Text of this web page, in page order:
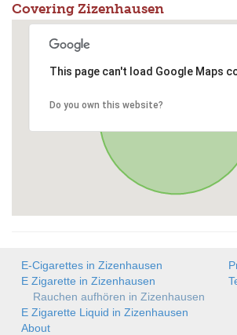
Covering Zizenhausen
This page can't load Google Maps
Do you own this website?
E-Cigarettes in Zizenhausen
E Zigarette in Zizenhausen
Rauchen aufhören in Zizenhausen
E Zigarette Liquid in Zizenhausen
About